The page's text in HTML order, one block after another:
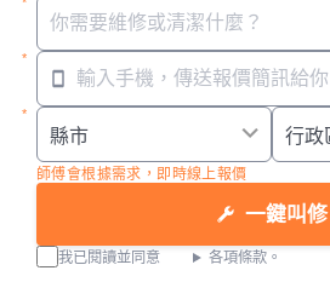
師傅會根據需求，即時線上報價
一鍵叫修
我已閱讀並同意 各項條款。